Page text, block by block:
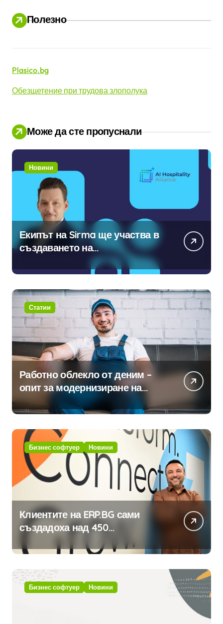
Полезно
Plasico.bg
Обезщетение при трудова злополука
Може да сте пропуснали
Новини
Екипът на Sirma ще участва в
създаването на
международните стандарти за
навлизане на изкуствен
интелект в хотелиерството
Статии
Работно облекло от деним –
опит за модернизиране на
традицията
Бизнес софтуер Новини
Клиентите на ERP.BG сами
създадоха над 450
приложения за ERP системата
с помощта на вградения в нея
изкуствен интелект
Бизнес софтуер Новини